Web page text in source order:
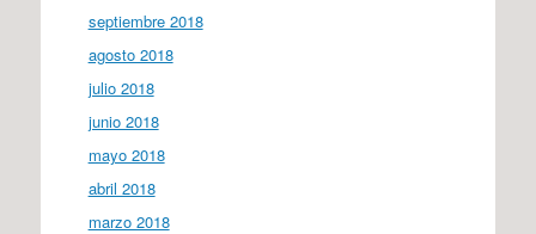
septiembre 2018
agosto 2018
julio 2018
junio 2018
mayo 2018
abril 2018
marzo 2018